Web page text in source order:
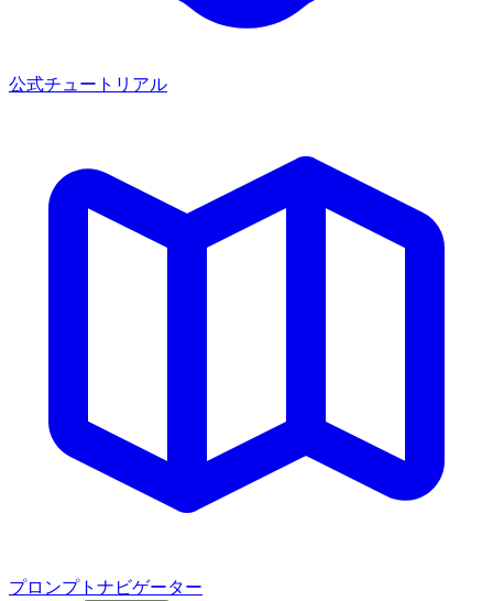
公式チュートリアル
プロンプトナビゲーター